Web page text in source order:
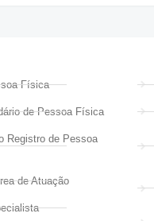
Física
de Pessoa Física
Registro de Pessoa
de Atuação